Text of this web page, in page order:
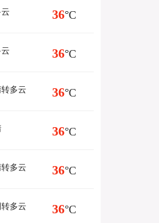
36°C
36°C
多云 36°C
36°C
多云 36°C
转多云 36°C